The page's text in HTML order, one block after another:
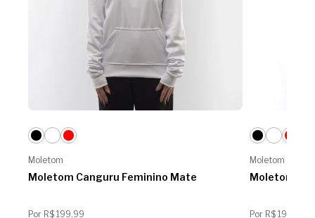
Moletom
Moletom Canguru Feminino Mate
Por R$ 199,99
Moletom
Moletom
Por R$ 199,99